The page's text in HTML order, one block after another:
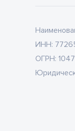
ИНН:
ОГРН: